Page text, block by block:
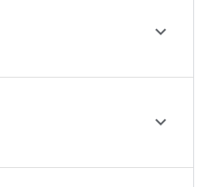

